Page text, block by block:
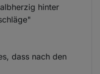
hinter
dass nach den